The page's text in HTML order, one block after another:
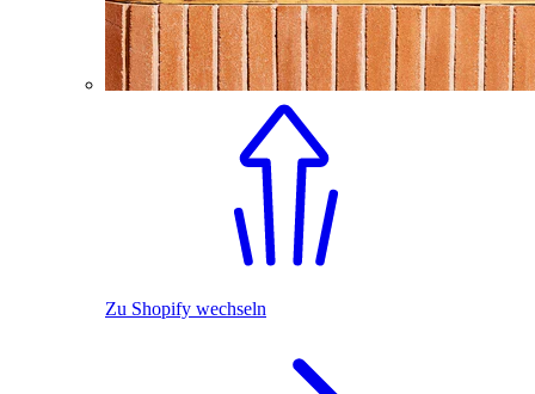
Zu Shopify wechseln